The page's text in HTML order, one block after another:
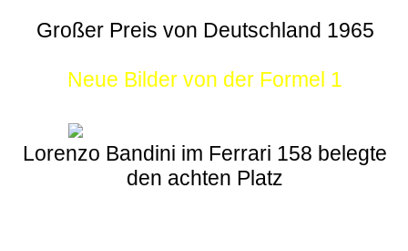
Großer Preis von Deutschland 1965
Neue Bilder von der Formel 1
Lorenzo Bandini im Ferrari 158 belegte
den achten Platz